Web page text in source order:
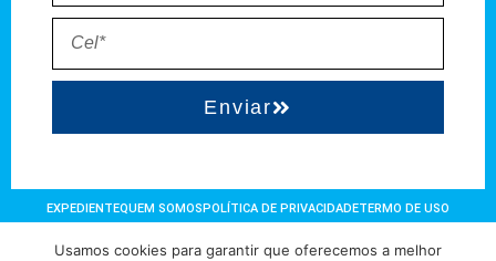
Enviar
EXPEDIENTEQUEM SOMOSPOLÍTICA DE PRIVACIDADETERMO DE USO
Usamos cookies para garantir que oferecemos a melhor